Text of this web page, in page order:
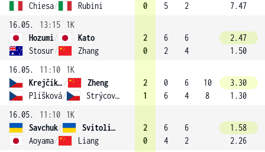
Chiesa/ Rubini
0
5
2
7.47
16.05.
13:15
1K
Hozumi/
Kato
Stosur/ Zhang
2
0
6
2
6
4
2.47
1.50
16.05.
11:10
1K
Krejčíková /
Zheng
Plíšková/ Strýcová (5)
2
1
0
6
6
4
10
8
3.30
1.30
16.05.
11:10
1K
Savchuk/
Svitolina
Aoyama/ Liang
2
0
6
4
6
2
1.58
2.26